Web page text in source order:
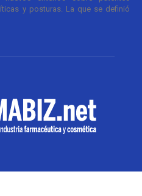
y posturas. La que se definió